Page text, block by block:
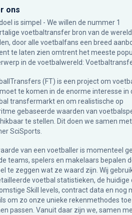
ons
is simpel - We willen de nummer 1
voetbaltransfer bron van de wereld
door alle voetbalfans een breed
te laten zien omtrent het meeste
in de voetbalwereld:
(FT) is een project om
te komen in de enorme interesse in
transfermarkt en om realistische op
gebaseerde waarden van
te stellen. Dit doen we samen
SciSports
van een voetballer is momenteel
teams, spelers en makelaars bepalen
te zeggen wat ze waard zijn. Wij
voetbal statistieken, de huidige
Skill levels, contract data en nog
om zo onze unieke rekenmethodes
passen. Vanuit daar zijn we, samen